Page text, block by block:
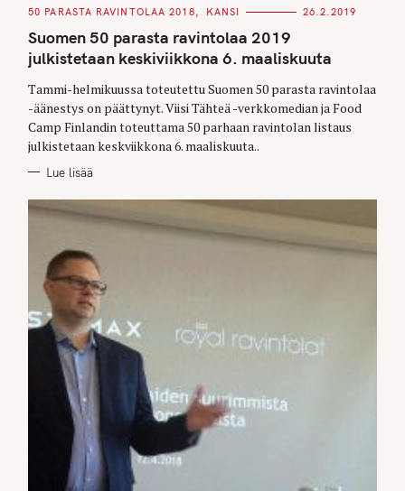
C
T
E
G
O
I
E
S
50 PARASTA RAVINTOLAA 2018 KANSI 26.2.2019
Suomen 50 parasta ravintolaa 2019
julkistetaan keskiviikkona 6. maaliskuuta
Tammi-helmikuussa toteutettu Suomen 50 parasta ravintolaa
-äänestys on päättynyt. Viisi Tähteä -verkkomedian ja Food
Camp Finlandin toteuttama 50 parhaan ravintolan listaus
julkistetaan keskviikkona 6. maaliskuuta..
Lue lisää